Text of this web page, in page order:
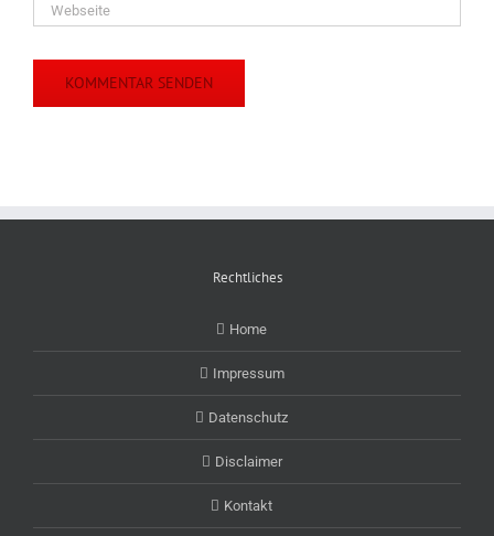
Rechtliches
Home
Impressum
Datenschutz
Disclaimer
Kontakt